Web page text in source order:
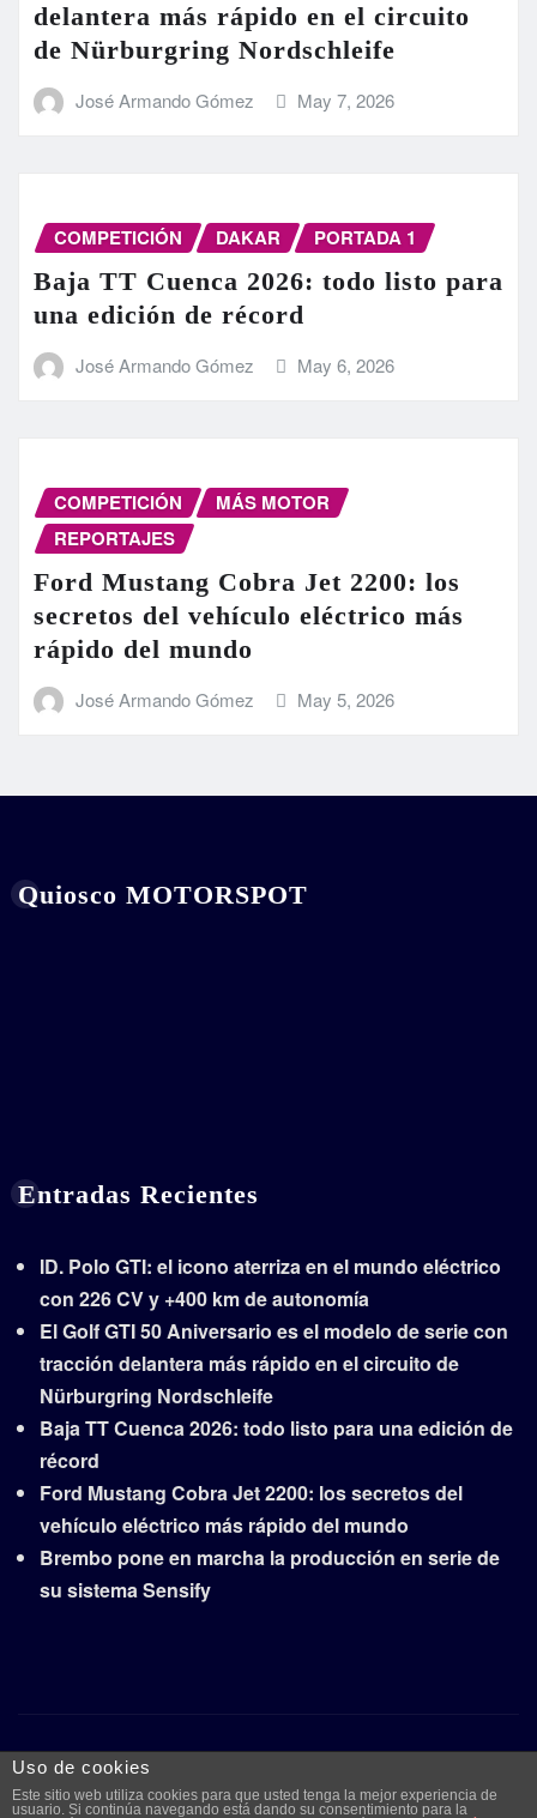
delantera más rápido en el circuito
de Nürburgring Nordschleife
José Armando Gómez May 7, 2026
COMPETICIÓN DAKAR PORTADA 1
Baja TT Cuenca 2026: todo listo para
una edición de récord
José Armando Gómez May 6, 2026
COMPETICIÓN
MÁS MOTOR
REPORTAJES
Ford Mustang Cobra Jet 2200: los
secretos del vehículo eléctrico más
rápido del mundo
José Armando Gómez May 5, 2026
Quiosco MOTORSPOT
Entradas Recientes
ID. Polo GTI: el icono aterriza en el mundo eléctrico
con 226 CV y +400 km de autonomía
El Golf GTI 50 Aniversario es el modelo de serie con
tracción delantera más rápido en el circuito de
Nürburgring Nordschleife
Baja TT Cuenca 2026: todo listo para una edición de
récord
Ford Mustang Cobra Jet 2200: los secretos del
vehículo eléctrico más rápido del mundo
Brembo pone en marcha la producción en serie de
su sistema Sensify
Copyright © 2026 | Funciona conWordPress|Frankfurt
Newspor ThemeArile
Uso de cookies
Este sitio web utiliza cookies para que usted tenga la mejor experiencia de
usuario. Si continúa navegando está dando su consentimiento para la